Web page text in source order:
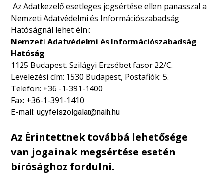
Az Adatkezelő esetleges jogsértése ellen panasszal a
Nemzeti Adatvédelmi és Információszabadság
Hatóságnál lehet élni:
Nemzeti Adatvédelmi és Információszabadság
Hatóság
1125 Budapest, Szilágyi Erzsébet fasor 22/C.
Levelezési cím: 1530 Budapest, Postafiók: 5.
Telefon: +36 -1-391-1400
Fax: +36-1-391-1410
E-mail:ugyfelszolgalat@naih.hu
Az Érintettnek továbbá lehetősége
van jogainak megsértése esetén
bírósághoz fordulni.